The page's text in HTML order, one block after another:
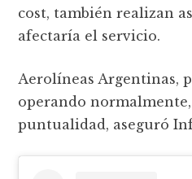
cost, también realizan
afectaría el servicio.
Aerolíneas Argentinas,
operando normalmente,
puntualidad, aseguró